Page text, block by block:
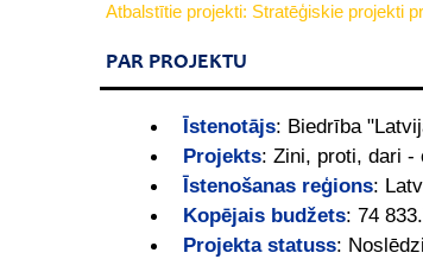
Atbalstītie projekti: Stratēģiskie projekti
PAR PROJEKTU
Īstenotājs: Biedrība
Projekts: Zini, proti, dari -
Īstenošanas reģions:
Kopējais budžets: 74
Projekta statuss: